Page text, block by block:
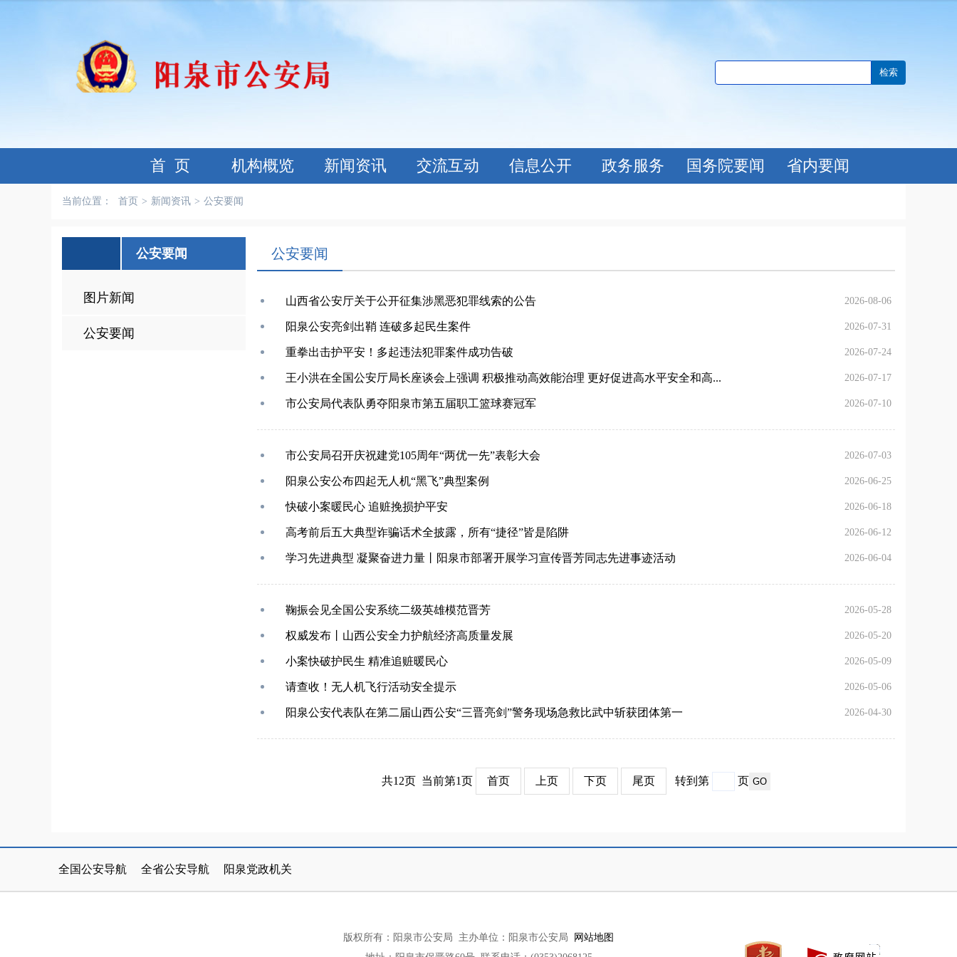
首 页 机构概览 新闻资讯 交流互动 信息公开 政务服务 国务院要闻 省内要闻
当前位置： 首页 > 新闻资讯 > 公安要闻
公安要闻
图片新闻
公安要闻
公安要闻
山西省公安厅关于公开征集涉黑恶犯罪线索的公告 2026-08-06
阳泉公安亮剑出鞘 连破多起民生案件 2026-07-31
重拳出击护平安！多起违法犯罪案件成功告破 2026-07-24
王小洪在全国公安厅局长座谈会上强调 积极推动高效能治理 更好促进高水平安全和高... 2026-07-17
市公安局代表队勇夺阳泉市第五届职工篮球赛冠军 2026-07-10
市公安局召开庆祝建党105周年“两优一先”表彰大会 2026-07-03
阳泉公安公布四起无人机“黑飞”典型案例 2026-06-25
快破小案暖民心 追赃挽损护平安 2026-06-18
高考前后五大典型诈骗话术全披露，所有“捷径”皆是陷阱 2026-06-12
学习先进典型 凝聚奋进力量丨阳泉市部署开展学习宣传晋芳同志先进事迹活动 2026-06-04
鞠振会见全国公安系统二级英雄模范晋芳 2026-05-28
权威发布丨山西公安全力护航经济高质量发展 2026-05-20
小案快破护民生 精准追赃暖民心 2026-05-09
请查收！无人机飞行活动安全提示 2026-05-06
阳泉公安代表队在第二届山西公安“三晋亮剑”警务现场急救比武中斩获团体第一 2026-04-30
共12页 当前第1页 首页 上页 下页 尾页 转到第 页
全国公安导航
公安部 北京市 天津市 河北省
全省公安导航
山西省公安厅 太原市公安局
阳泉党政机关
阳泉市人民政府
版权所有：阳泉市公安局 主办单位：阳泉市公安局
网站地图